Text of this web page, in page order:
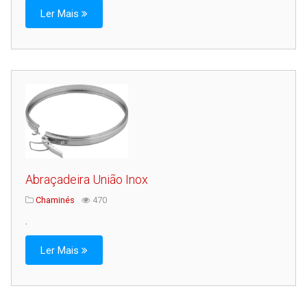
Ler Mais
Abraçadeira União Inox
Chaminés 470
Ler Mais